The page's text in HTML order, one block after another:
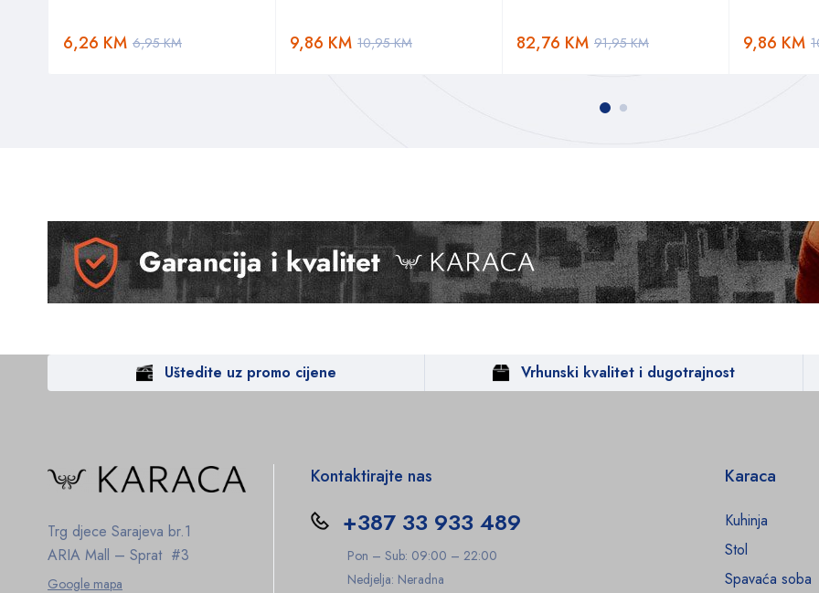
6,95KM
6,26 KM 10,95KM
9,86 KM 91,95KM
82,76 KM 9,86 KM
Uštedite uz promo cijene Vrhunski kvalitet i dugotrajnost
Trg djece Sarajeva br.1
ARIA Mall – Sprat #3
Google mapa
Kontaktirajte nas
+387 33 933 489
Pon – Sub: 09:00 – 22:00
Nedjelja: Neradna
Karaca
Kuhinja
Stol
Spavaća soba